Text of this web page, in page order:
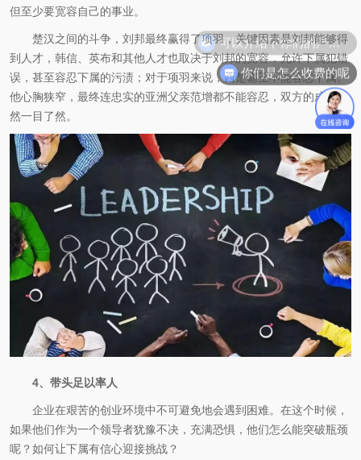
但至少要宽容自己的事业。
楚汉之间的斗争，刘邦最终赢得了项羽，关键因素是刘邦能够得
到人才，韩信、英布和其他人才也取决于刘邦的宽容，允许下属犯错
误，甚至容忍下属的污渍；对于项羽来说，西楚霸王不能容忍下属。
他心胸狭窄，最终连忠实的亚洲父亲范增都不能容忍，双方的成败当
然一目了然。
4、带头足以率人
企业在艰苦的创业环境中不可避免地会遇到困难。在这个时候，
如果他们作为一个领导者犹豫不决，充满恐惧，他们怎么能突破瓶颈
呢？如何让下属有信心迎接挑战？
可以介绍下你们的产品么
你们是怎么收费的呢